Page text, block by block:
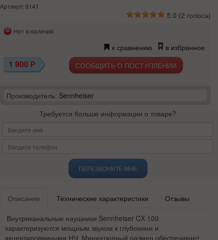
Артикул: 9141
5.0 (2 голоса)
Нет в наличии
к сравнению в избранное
1 900 Р СООБЩИТЬ О ПОСТУПЛЕНИИ
Производитель: Sennheiser
Требуется больше информации о товаре?
ПЕРЕЗВОНИТЕ МНЕ
Описание Технические характеристики Отзывы
Внутриканальные наушники Sennheiser CX 100
характеризуются мощным звуком к глубокими и
акцентированными НЧ. Миниатюрный размер обеспечивает